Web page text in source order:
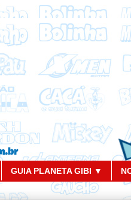
GUIA PLANETA GIBI ▼